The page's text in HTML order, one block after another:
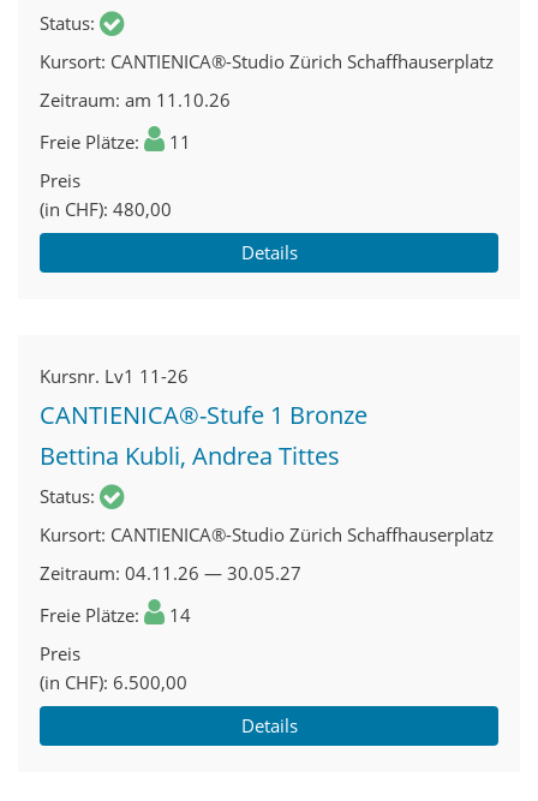
Status
Kursort CANTIENICA®-Studio Zürich Schaffhauserplatz
Zeitraum am 11.10.26
Freie Plätze
11
Preis
(in CHF) 480,00
Details
Kursnr. Lv1 11-26
CANTIENICA®-Stufe 1 Bronze
Bettina Kubli, Andrea Tittes
Status
Kursort CANTIENICA®-Studio Zürich Schaffhauserplatz
Zeitraum 04.11.26 — 30.05.27
Freie Plätze
14
Preis
(in CHF) 6.500,00
Details